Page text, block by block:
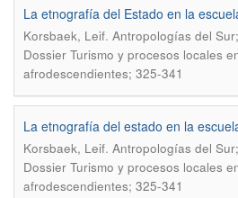
La etnografía del Estado en la
Korsbaek, Leif. Antropologías del
Dossier Turismo y procesos locales
afrodescendientes; 325-341
La etnografía del estado en la
Korsbaek, Leif. Antropologías del
Dossier Turismo y procesos locales
afrodescendientes; 325-341